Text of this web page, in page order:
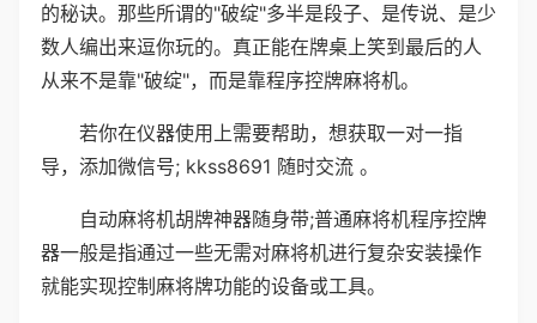
的秘诀。那些所谓的"破绽"多半是段子、是传说、是少
数人编出来逗你玩的。真正能在牌桌上笑到最后的人
从来不是靠"破绽"，而是靠程序控牌麻将机。
若你在仪器使用上需要帮助，想获取一对一指
导，添加微信号; kkss8691 随时交流 。
自动麻将机胡牌神器随身带;普通麻将机程序控牌
器一般是指通过一些无需对麻将机进行复杂安装操作
就能实现控制麻将牌功能的设备或工具。